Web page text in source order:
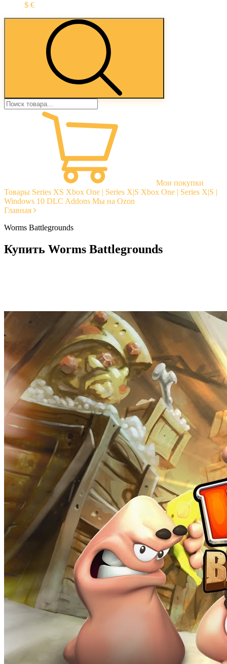
$ €
Мои покупки
Товары Series XS Xbox One | Series X|S Xbox One | Series X|S |
Windows 10 DLC Addons Мы на Ozon
Главная
Worms Battlegrounds
Купить Worms Battlegrounds